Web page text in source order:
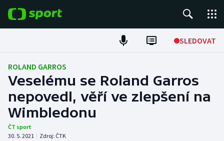
SLEDOVAT
Fotbal
Hokej
Tenis
Atletika
ROLAND GARROS
Veselému se Roland Garros
nepovedl, věří ve zlepšení na
Wimbledonu
ČT sport
30. 5. 2021 | Zdroj: ČTK